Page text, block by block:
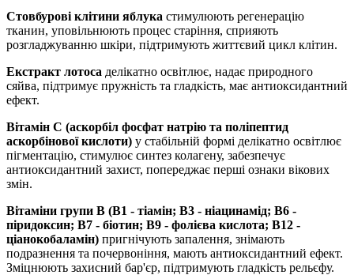
Стовбурові клітини яблука стимулюють регенерацію
тканин, уповільнюють процес старіння, сприяють
розгладжуванню шкіри, підтримують життєвий цикл клітин.
Екстракт лотоса делікатно освітлює, надає природного
сяйва, підтримує пружність та гладкість, має антиоксидантний
ефект.
Вітамін C (аскорбіл фосфат натрію та поліпептид
аскорбінової кислоти) у стабільній формі делікатно освітлює
пігментацію, стимулює синтез колагену, забезпечує
антиоксидантний захист, попереджає перші ознаки вікових
змін.
Вітаміни групи B (B1 - тіамін; B3 - ніацинамід; B6 -
піридоксин; B7 - біотин; B9 - фолієва кислота; B12 -
ціанокобаламін) пригнічують запалення, знімають
подразнення та почервоніння, мають антиоксидантний ефект.
Зміцнюють захисний бар'єр, підтримують гладкість рельєфу.